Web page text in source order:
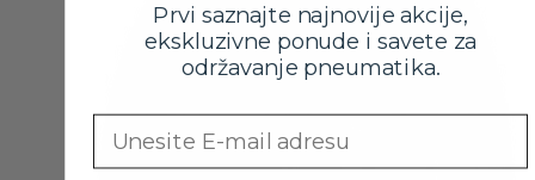
Prvi saznajte najnovije akcije,
ekskluzivne ponude i savete za
održavanje pneumatika.